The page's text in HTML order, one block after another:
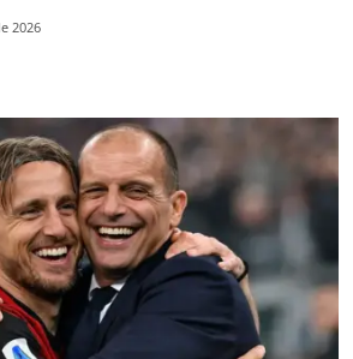
2026